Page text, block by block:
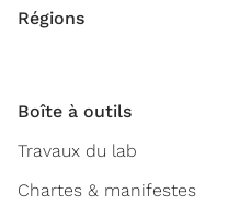
Régions
Boîte à outils
Travaux du lab
Chartes & manifestes